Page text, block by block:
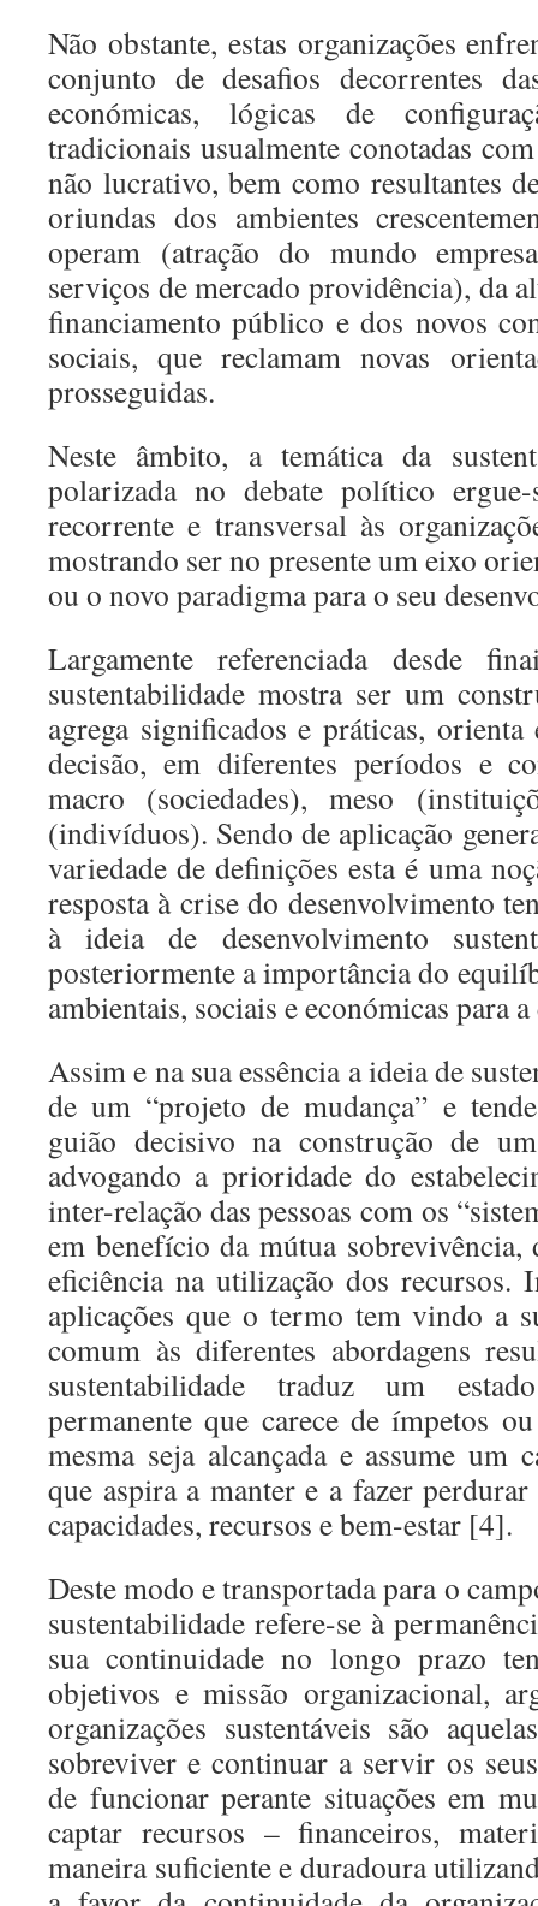
Não obstante, estas organizações
conjunto de desafios decorrentes
económicas, lógicas de
tradicionais usualmente conotadas
não lucrativo, bem como resultantes
oriundas dos ambientes
operam (atração do mundo
serviços de mercado providência), da
financiamento público e dos novos
sociais, que reclamam novas
prosseguidas.
Neste âmbito, a temática da
polarizada no debate político
recorrente e transversal às
mostrando ser no presente um eixo
ou o novo paradigma para o seu
Largamente referenciada desde
sustentabilidade mostra ser um
agrega significados e práticas, orienta
decisão, em diferentes períodos e
macro (sociedades), meso
(indivíduos). Sendo de aplicação
variedade de definições esta é uma
resposta à crise do desenvolvimento
à ideia de desenvolvimento
posteriormente a importância do
ambientais, sociais e económicas para
Assim e na sua essência a ideia de
de um “projeto de mudança” e
guião decisivo na construção de
advogando a prioridade do
inter-relação das pessoas com os
em benefício da mútua sobrevivência,
eficiência na utilização dos recursos.
aplicações que o termo tem vindo a
comum às diferentes abordagens
sustentabilidade traduz um
permanente que carece de ímpetos
mesma seja alcançada e assume um
que aspira a manter e a fazer
capacidades, recursos e bem-estar [4].
Deste modo e transportada para o
sustentabilidade refere-se à
sua continuidade no longo prazo
objetivos e missão organizacional,
organizações sustentáveis são
sobreviver e continuar a servir os
de funcionar perante situações em
captar recursos – financeiros,
maneira suficiente e duradoura